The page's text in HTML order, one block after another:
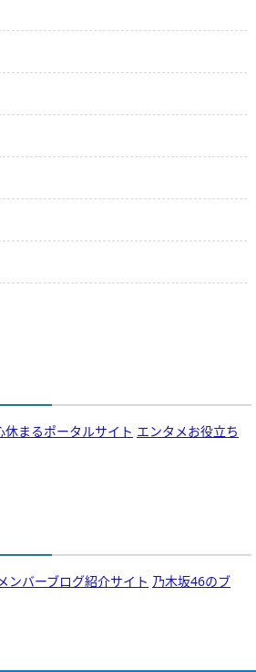
休まるポータルサイト エンタメお役立ち
ンバーブログ紹介サイト 乃木坂46のブ